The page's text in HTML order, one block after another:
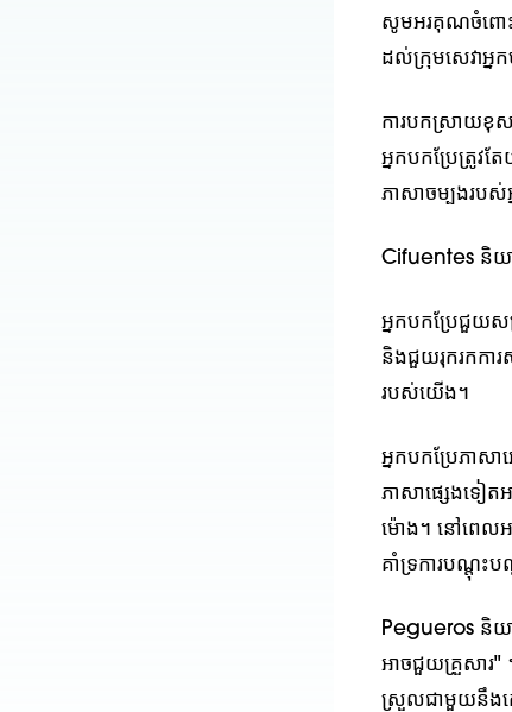
សូមអរគុណចំពោះ
ដល់ក្រុមសេវាអ្នក
ការបកស្រាយខុស
អ្នកបកប្រែត្រូវ
ភាសាចម្បងរបស់
Cifuentes និយ
អ្នកបកប្រែជួយស
និងជួយរុករកការ
របស់យើង។
អ្នកបកប្រែភាស
ភាសាផ្សេងទៀត
ម៉ោង។ នៅពេលអ
គាំទ្រការបណ្តុះ
Pegueros និយា
អាចជួយគ្រួសារ"
ស្រួលជាមួយនឹងគ